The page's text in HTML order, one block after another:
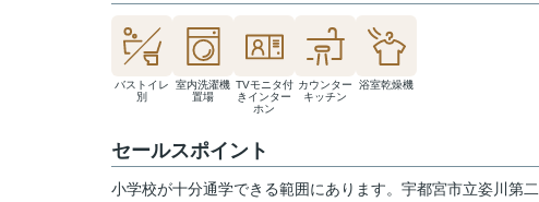
バストイレ
別
室内洗濯機
置場
TVモニタ付
きインター
ホン
カウンター
キッチン
浴室乾燥機
セールスポイント
小学校が十分通学できる範囲にあります。宇都宮市立姿川第